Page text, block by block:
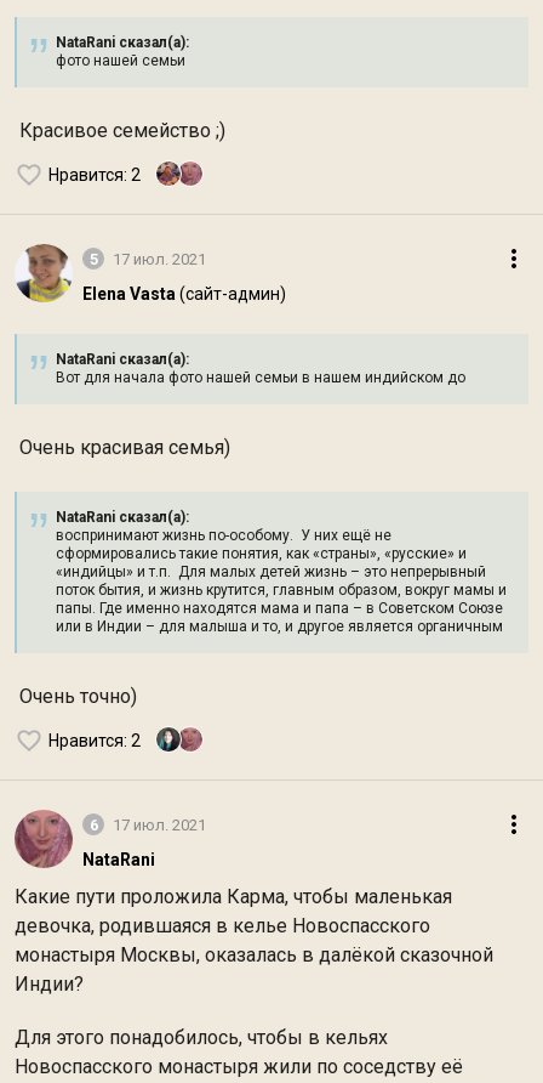
NataRani сказал(а):
фото нашей семьи
Красивое семейство ;)
Нравится: 2
5 17 июл. 2021
Elena Vasta (сайт-админ)
NataRani сказал(а):
Вот для начала фото нашей семьи в нашем индийском до
Очень красивая семья)
NataRani сказал(а):
воспринимают жизнь по-особому. У них ещё не
сформировались такие понятия, как «страны», «русские» и
«индийцы» и т.п. Для малых детей жизнь – это непрерывный
поток бытия, и жизнь крутится, главным образом, вокруг мамы и
папы. Где именно находятся мама и папа – в Советском Союзе
или в Индии – для малыша и то, и другое является органичным
Очень точно)
Нравится: 2
6 17 июл. 2021
NataRani
Какие пути проложила Карма, чтобы маленькая
девочка, родившаяся в келье Новоспасского
монастыря Москвы, оказалась в далёкой сказочной
Индии?
Для этого понадобилось, чтобы в кельях
Новоспасского монастыря жили по соседству её